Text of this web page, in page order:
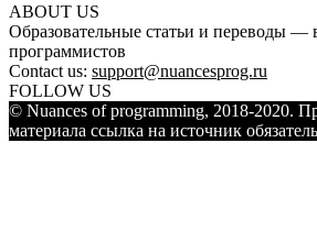
ABOUT US
Образовательные статьи и переводы —
программистов
Contact us: support@nuancesprog.ru
FOLLOW US
© Nuances of programming, 2018-2020.
материала ссылка на источник